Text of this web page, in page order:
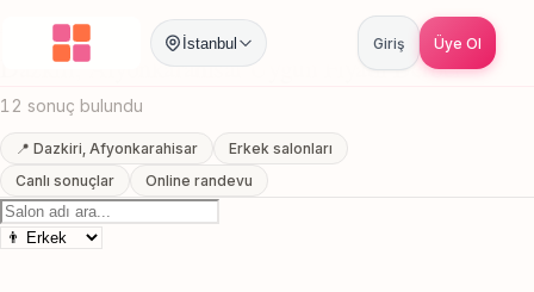
İstanbul Giriş Üye Ol
Anasayfa / Afyonkarahisar Dazkiri Uygun Fiyatli Berber
Dazkiri, Afyonkarahisar Uygun Fiyatli Berber
12 sonuç bulundu
📍 Dazkiri, Afyonkarahisar
Erkek salonları
Canlı sonuçlar
Online randevu